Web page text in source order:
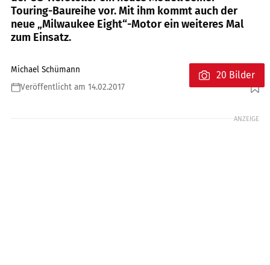
Touring-Baureihe vor. Mit ihm kommt auch der
neue „Milwaukee Eight“-Motor ein weiteres Mal
zum Einsatz.
Michael Schümann
Veröffentlicht am 14.02.2017
Foto: Harley-Davidson
20 Bilder
ANZEIGE